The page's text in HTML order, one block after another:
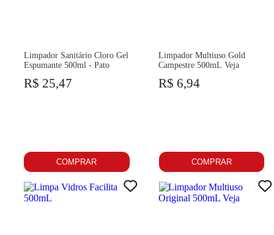
Limpador Sanitário Cloro Gel
Espumante 500ml - Pato
R$ 25,47
COMPRAR
Limpador Multiuso Gold
Campestre 500mL Veja
R$ 6,94
COMPRAR